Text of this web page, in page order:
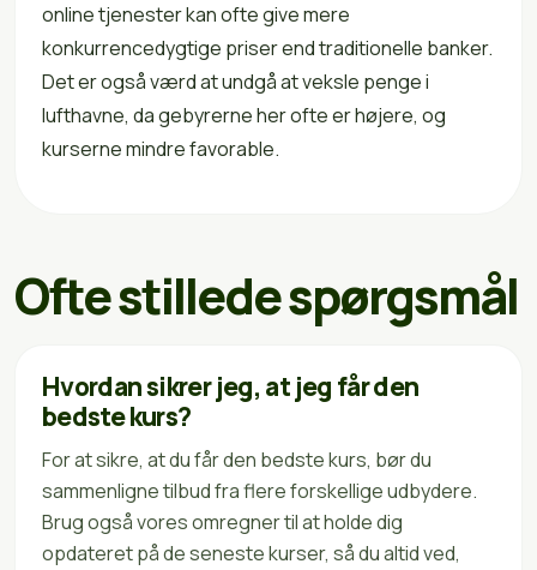
online tjenester kan ofte give mere
konkurrencedygtige priser end traditionelle banker.
Det er også værd at undgå at veksle penge i
lufthavne, da gebyrerne her ofte er højere, og
kurserne mindre favorable.
Ofte stillede spørgsmål
Hvordan sikrer jeg, at jeg får den
bedste kurs?
For at sikre, at du får den bedste kurs, bør du
sammenligne tilbud fra flere forskellige udbydere.
Brug også vores omregner til at holde dig
opdateret på de seneste kurser, så du altid ved,